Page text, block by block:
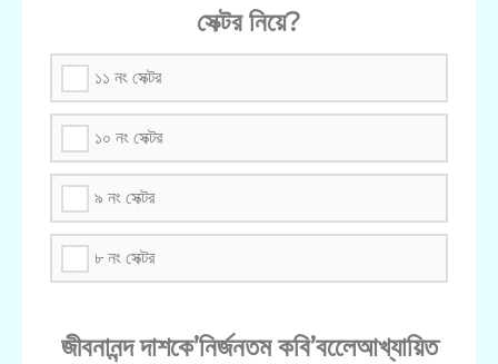
সেক্টর নিয়ে?
১১ নং সেক্টর
১০ নং সেক্টর
৯ নং সেক্টর
৮ নং সেক্টর
জীবনানন্দ দাশকে’নির্জনতম কবি’বলেেআখ্যায়িত